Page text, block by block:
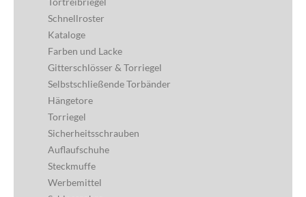
Schnellroster
Kataloge
Farben und Lacke
Gitterschlösser & Torriegel
Selbstschließende Torbänder
Hängetore
Torriegel
Sicherheitsschrauben
Auflaufschuhe
Steckmuffe
Werbemittel